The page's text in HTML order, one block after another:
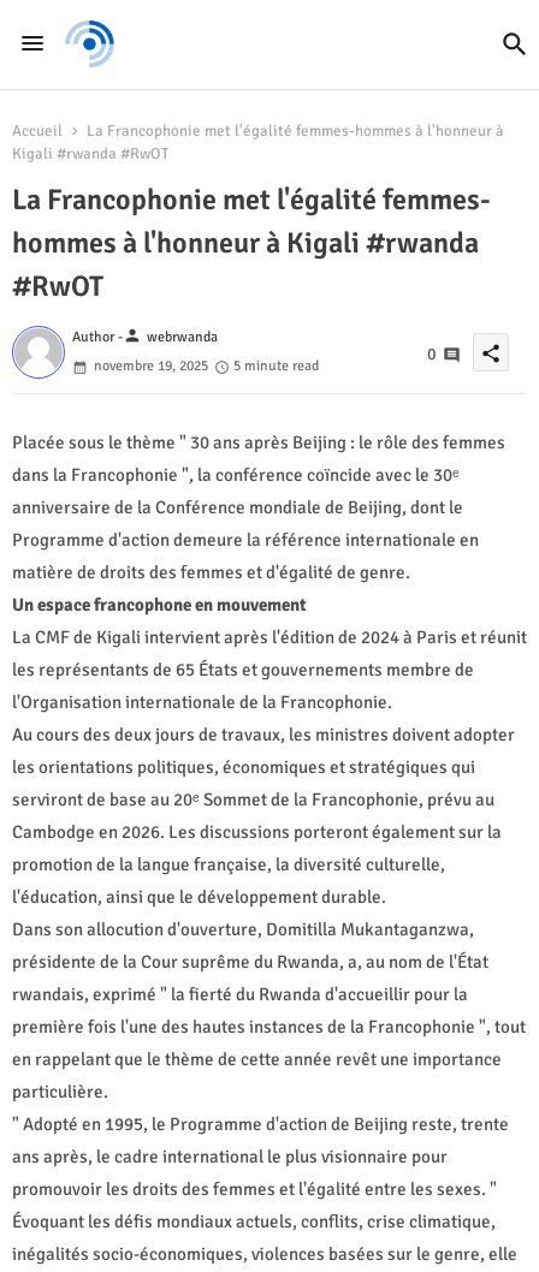
Accueil
La Francophonie met l'égalité femmes-hommes à l'honneur à
Kigali #rwanda #RwOT
La Francophonie met l'égalité femmes-
hommes à l'honneur à Kigali #rwanda
#RwOT
Author -person webrwanda
novembre 19, 2025
5 minute read
0 share
Placée sous le thème " 30 ans après Beijing : le rôle des femmes
dans la Francophonie ", la conférence coïncide avec le 30ᵉ
anniversaire de la Conférence mondiale de Beijing, dont le
Programme d'action demeure la référence internationale en
matière de droits des femmes et d'égalité de genre.
Un espace francophone en mouvement
La CMF de Kigali intervient après l'édition de 2024 à Paris et réunit
les représentants de 65 États et gouvernements membre de
l'Organisation internationale de la Francophonie.
Au cours des deux jours de travaux, les ministres doivent adopter
les orientations politiques, économiques et stratégiques qui
serviront de base au 20ᵉ Sommet de la Francophonie, prévu au
Cambodge en 2026. Les discussions porteront également sur la
promotion de la langue française, la diversité culturelle,
l'éducation, ainsi que le développement durable.
Dans son allocution d'ouverture, Domitilla Mukantaganzwa,
présidente de la Cour suprême du Rwanda, a, au nom de l'État
rwandais, exprimé " la fierté du Rwanda d'accueillir pour la
première fois l'une des hautes instances de la Francophonie ", tout
en rappelant que le thème de cette année revêt une importance
particulière.
" Adopté en 1995, le Programme d'action de Beijing reste, trente
ans après, le cadre international le plus visionnaire pour
promouvoir les droits des femmes et l'égalité entre les sexes. "
Évoquant les défis mondiaux actuels, conflits, crise climatique,
inégalités socio-économiques, violences basées sur le genre, elle